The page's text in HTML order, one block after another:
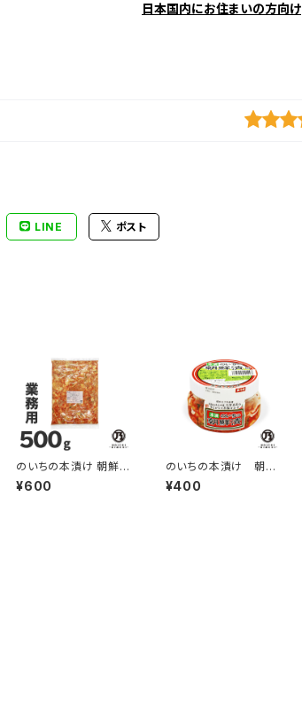
日本国内にお住まいの方向け
LINE ポスト
のいちの本漬け 朝鮮
漬 業務用500g
¥600
のいちの本漬け 朝鮮
漬 270g
¥400